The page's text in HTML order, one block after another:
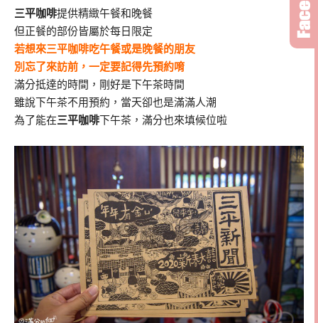
三平咖啡提供精緻午餐和晚餐
但正餐的部份皆屬於每日限定
若想來三平咖啡吃午餐或是晚餐的朋友
別忘了來訪前，一定要記得先預約唷
滿分抵達的時間，剛好是下午茶時間
雖說下午茶不用預約，當天卻也是滿滿人潮
為了能在三平咖啡下午茶，滿分也來填候位啦